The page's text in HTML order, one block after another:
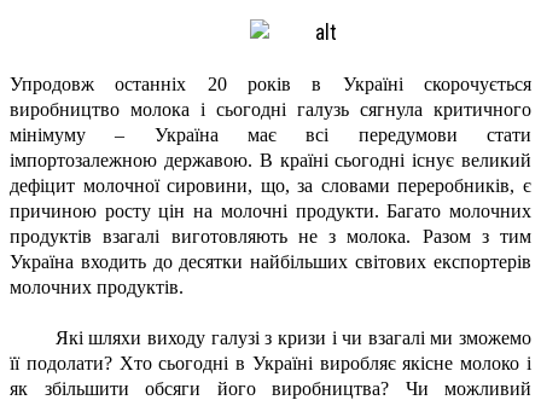
Упродовж останніх 20 років в Україні скорочується
виробництво молока і сьогодні галузь сягнула критичного
мінімуму – Україна має всі передумови стати
імпортозалежною державою. В країні сьогодні існує великий
дефіцит молочної сировини, що, за словами переробників, є
причиною росту цін на молочні продукти. Багато молочних
продуктів взагалі виготовляють не з молока. Разом з тим
Україна входить до десятки найбільших світових експортерів
молочних продуктів.
Які шляхи виходу галузі з кризи і чи взагалі ми зможемо
її подолати? Хто сьогодні в Україні виробляє якісне молоко і
як збільшити обсяги його виробництва? Чи можливий